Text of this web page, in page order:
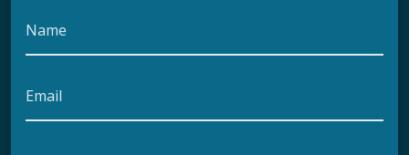
Name
Email